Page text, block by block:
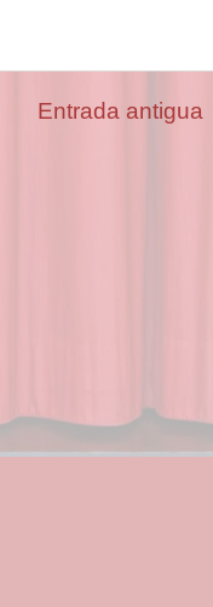
Entrada antigua